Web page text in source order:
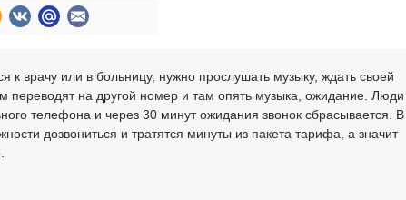
к врачу или в больницу, нужно прослушать музыку, ждать своей
переводят на другой номер и там опять музыка, ожидание. Люди
телефона и через 30 минут ожидания звонок сбрасывается. В
дозвониться и тратятся минуты из пакета тарифа, а значит